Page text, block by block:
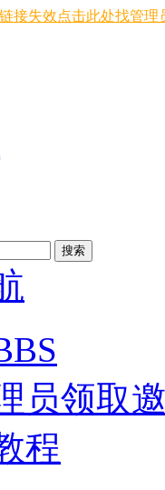
链接失效点击此处找管理
搜索
员领取
程